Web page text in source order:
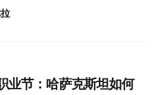
业节：哈萨克斯坦如何